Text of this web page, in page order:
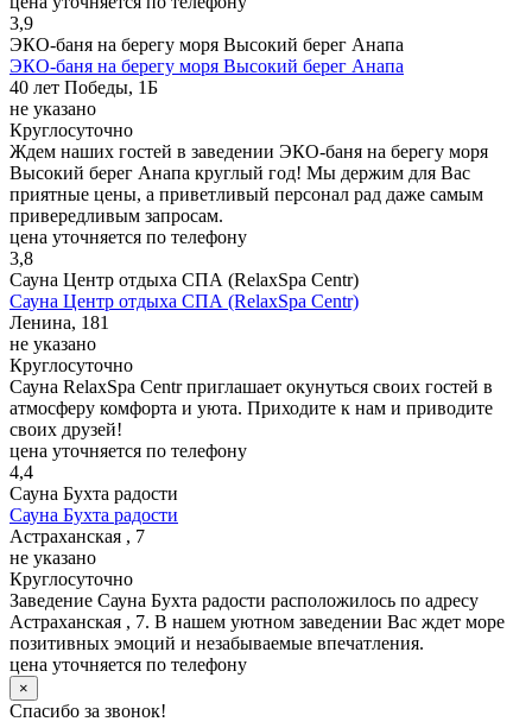
3,9
ЭКО-баня на берегу моря Высокий берег Анапа
ЭКО-баня на берегу моря Высокий берег Анапа
40 лет Победы, 1Б
не указано
Круглосуточно
Ждем наших гостей в заведении ЭКО-баня на берегу моря
Высокий берег Анапа круглый год! Мы держим для Вас
приятные цены, а приветливый персонал рад даже самым
привередливым запросам.
цена уточняется по телефону
3,8
Сауна Центр отдыха СПА (RelaxSpa Centr)
Сауна Центр отдыха СПА (RelaxSpa Centr)
Ленина, 181
не указано
Круглосуточно
Сауна RelaxSpa Centr приглашает окунуться своих гостей в
атмосферу комфорта и уюта. Приходите к нам и приводите
своих друзей!
цена уточняется по телефону
4,4
Сауна Бухта радости
Сауна Бухта радости
Астраханская , 7
не указано
Круглосуточно
Заведение Сауна Бухта радости расположилось по адресу
Астраханская , 7. В нашем уютном заведении Вас ждет море
позитивных эмоций и незабываемые впечатления.
цена уточняется по телефону
×
Спасибо за звонок!